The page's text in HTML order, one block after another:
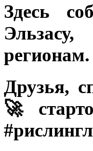
Здесь
регионам.
Друзья,
🚀